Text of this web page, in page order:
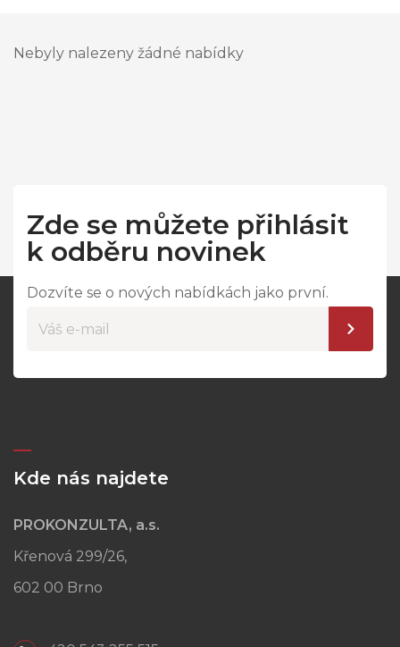
Nebyly nalezeny žádné nabídky
Zde se můžete přihlásit
k odběru novinek
Dozvíte se o nových nabídkách jako první.
Kde nás najdete
PROKONZULTA, a.s.
Křenová 299/26,
602 00 Brno